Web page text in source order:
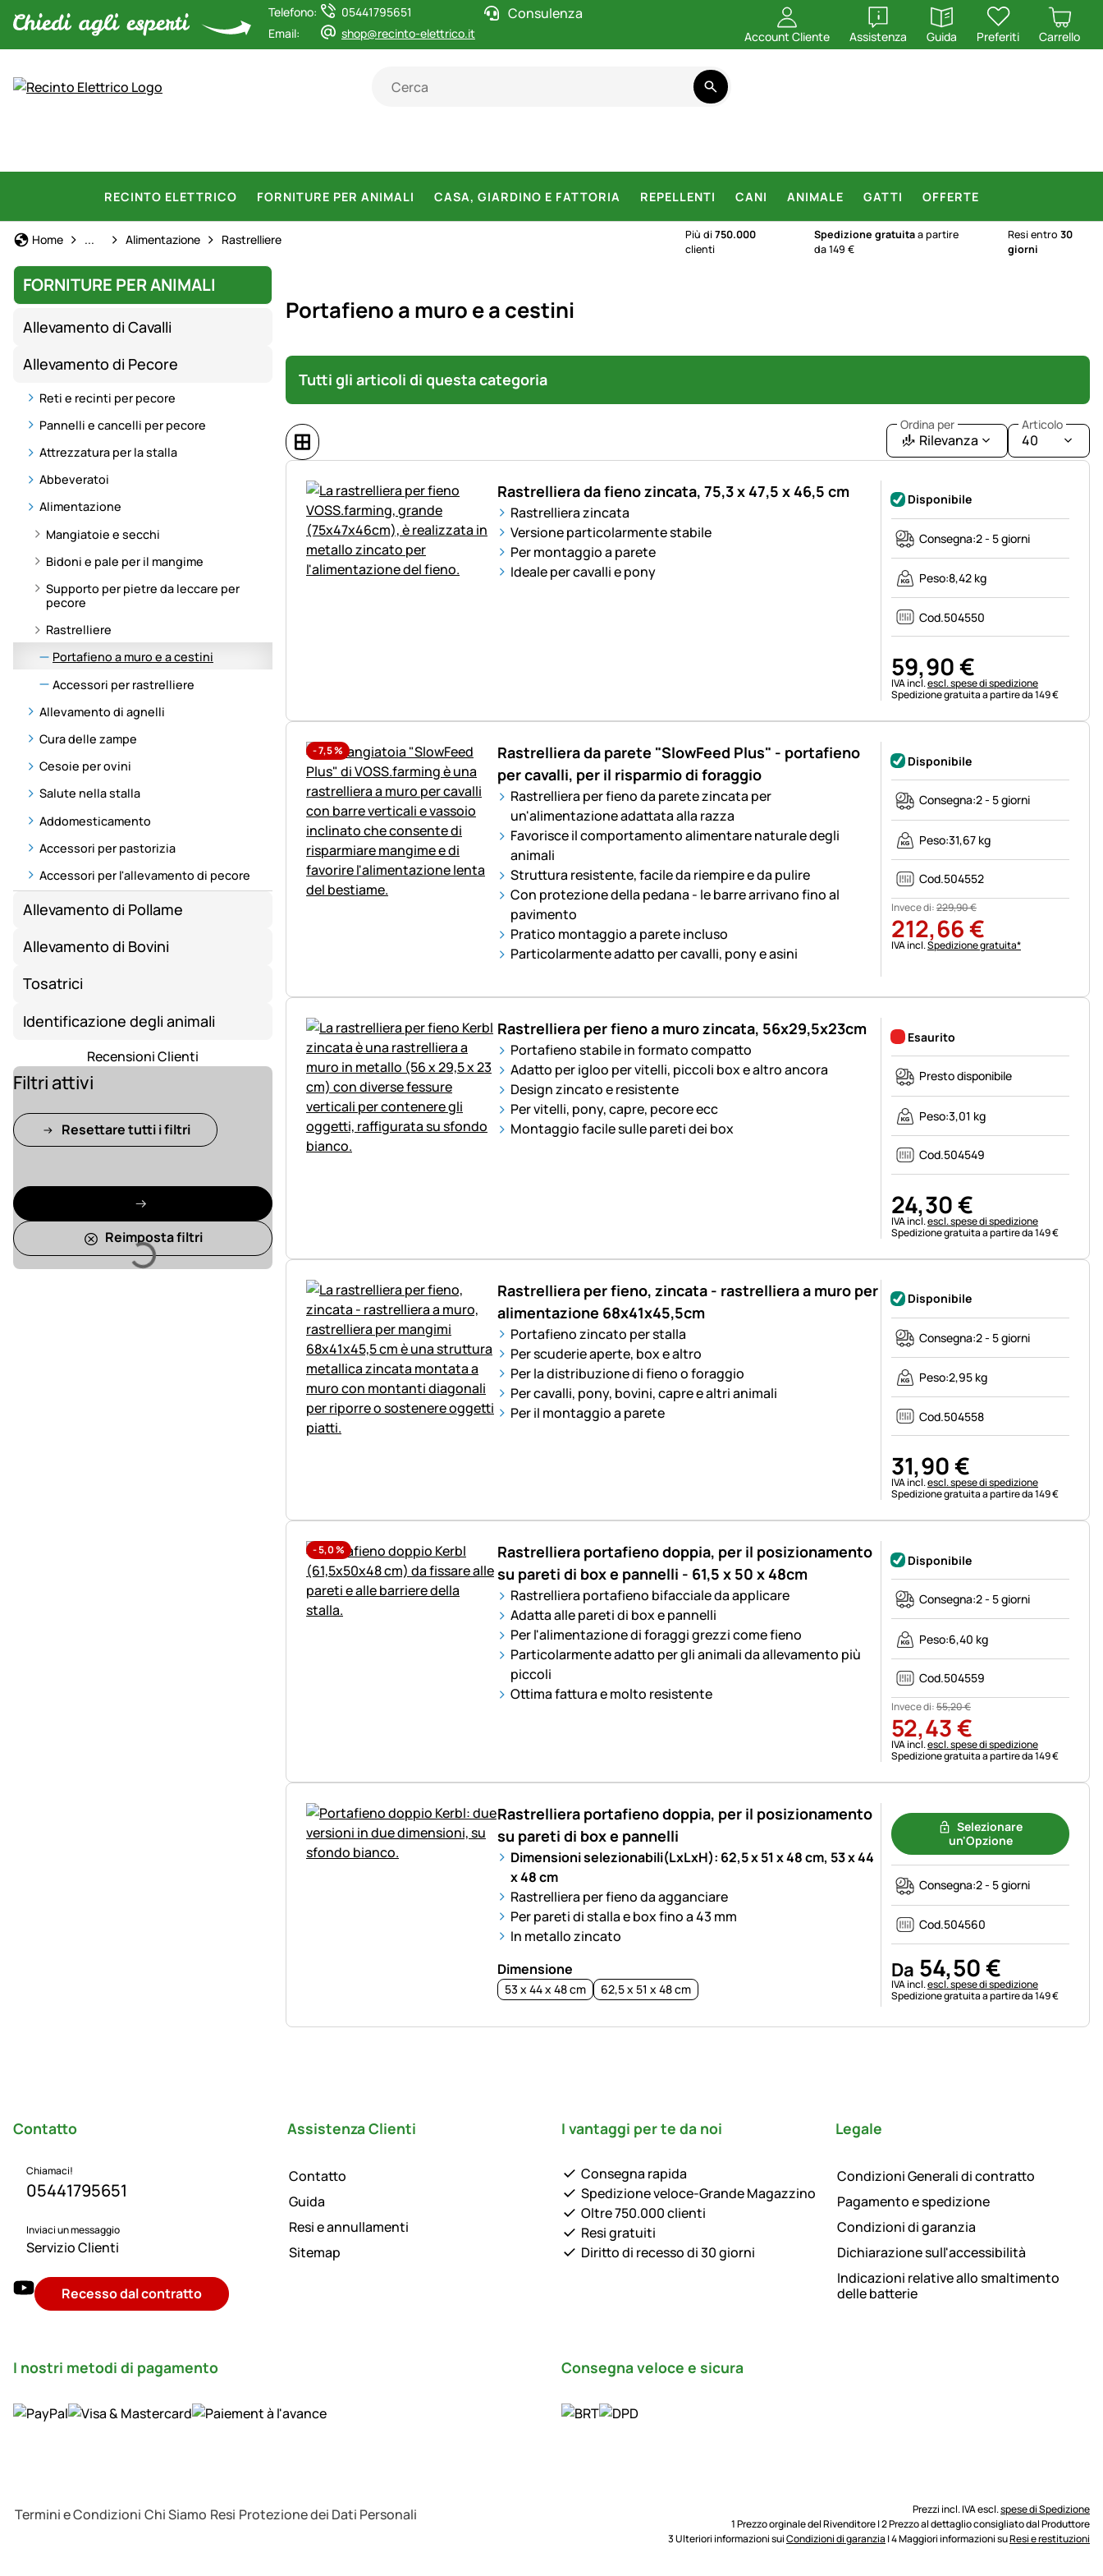
Telefono:
05441795651
Email:
shop@recinto-elettrico.it
Consulenza
Account Cliente Assistenza
apri
Guida
apri
Preferiti Carrello
RECINTO ELETTRICO FORNITURE PER ANIMALI CASA, GIARDINO E FATTORIA REPELLENTI CANI ANIMALE GATTI OFFERTE
Home Allevamento di Pecore
... Alimentazione Rastrelliere Più di750.000
clienti
Spedizione gratuitaa partire
da 149 €
Resi entro30
giorni
FORNITURE PER ANIMALI
Allevamento di Cavalli
Allevamento di Pecore
Reti e recinti per pecore
Pannelli e cancelli per pecore
Attrezzatura per la stalla
Abbeveratoi
Alimentazione
Mangiatoie e secchi
Bidoni e pale per il mangime
Supporto per pietre da leccare per
pecore
Rastrelliere
Portafieno a muro e a cestini
Accessori per rastrelliere
Allevamento di agnelli
Cura delle zampe
Cesoie per ovini
Salute nella stalla
Addomesticamento
Accessori per pastorizia
Accessori per l'allevamento di pecore
Allevamento di Pollame
Allevamento di Bovini
Tosatrici
Identificazione degli animali
Recensioni Clienti
Caricamento
Filtri attivi
Resettare tutti i filtri
Reimposta filtri
Portafieno a muro e a cestini
Tutti gli articoli di questa categoria
Ordina per
Rilevanza
Articolo
40
Rastrelliera da fieno zincata, 75,3 x 47,5 x 46,5 cm
Rastrelliera zincata
Versione particolarmente stabile
Per montaggio a parete
Ideale per cavalli e pony
Disponibile
Consegna:2 - 5 giorni
Peso:8,42 kg
Cod.504550
59,90€
Informazioni fiscali:
IVA incl.escl. spese di spedizione
Spedizione gratuita a partire da 149 €
-7,5%
Rastrelliera da parete "SlowFeed Plus" - portafieno
per cavalli, per il risparmio di foraggio
Rastrelliera per fieno da parete zincata per
un'alimentazione adattata alla razza
Favorisce il comportamento alimentare naturale degli
animali
Struttura resistente, facile da riempire e da pulire
Con protezione della pedana - le barre arrivano fino al
pavimento
Pratico montaggio a parete incluso
Particolarmente adatto per cavalli, pony e asini
Disponibile
Consegna:2 - 5 giorni
Peso:31,67 kg
Cod.504552
Invece di:229,90€
212,66€
Informazioni fiscali:
IVA incl.Spedizione gratuita*
Rastrelliera per fieno a muro zincata, 56x29,5x23cm
Portafieno stabile in formato compatto
Adatto per igloo per vitelli, piccoli box e altro ancora
Design zincato e resistente
Per vitelli, pony, capre, pecore ecc
Montaggio facile sulle pareti dei box
Esaurito
Presto disponibile
Peso:3,01 kg
Cod.504549
24,30€
Informazioni fiscali:
IVA incl.escl. spese di spedizione
Spedizione gratuita a partire da 149 €
Rastrelliera per fieno, zincata - rastrelliera a muro per
alimentazione 68x41x45,5cm
Portafieno zincato per stalla
Per scuderie aperte, box e altro
Per la distribuzione di fieno o foraggio
Per cavalli, pony, bovini, capre e altri animali
Per il montaggio a parete
Disponibile
Consegna:2 - 5 giorni
Peso:2,95 kg
Cod.504558
31,90€
Informazioni fiscali:
IVA incl.escl. spese di spedizione
Spedizione gratuita a partire da 149 €
-5,0%
Rastrelliera portafieno doppia, per il posizionamento
su pareti di box e pannelli - 61,5 x 50 x 48cm
Rastrelliera portafieno bifacciale da applicare
Adatta alle pareti di box e pannelli
Per l'alimentazione di foraggi grezzi come fieno
Particolarmente adatto per gli animali da allevamento più
piccoli
Ottima fattura e molto resistente
Disponibile
Consegna:2 - 5 giorni
Peso:6,40 kg
Cod.504559
Invece di:55,20€
52,43€
Informazioni fiscali:
IVA incl.escl. spese di spedizione
Spedizione gratuita a partire da 149 €
Rastrelliera portafieno doppia, per il posizionamento
su pareti di box e pannelli
Dimensioni selezionabili(LxLxH): 62,5 x 51 x 48 cm, 53 x 44
x 48 cm
Rastrelliera per fieno da agganciare
Per pareti di stalla e box fino a 43 mm
In metallo zincato
Dimensione
53 x 44 x 48 cm 62,5 x 51 x 48 cm
Selezionare
un'Opzione
Consegna:2 - 5 giorni
Cod.504560
Da 54,50€
Informazioni fiscali:
IVA incl.escl. spese di spedizione
Spedizione gratuita a partire da 149 €
Contatto
Chiamaci!
05441795651
Inviaci un messaggio
Servizio Clienti
Recesso dal contratto
Assistenza Clienti
Contatto
Guida
Resi e annullamenti
Sitemap
I vantaggi per te da noi
Consegna rapida
Spedizione veloce-Grande Magazzino
Oltre 750.000 clienti
Resi gratuiti
Diritto di recesso di 30 giorni
Legale
Condizioni Generali di contratto
Pagamento e spedizione
Condizioni di garanzia
Dichiarazione sull'accessibilità
Indicazioni relative allo smaltimento
delle batterie
I nostri metodi di pagamento Consegna veloce e sicura
Termini e Condizioni Chi Siamo Resi Protezione dei Dati Personali Prezzi incl. IVA escl.spese di Spedizione
1 Prezzo orginale del Rivenditore | 2 Prezzo al dettaglio consigliato dal Produttore
3 Ulteriori informazioni suiCondizioni di garanzia | 4 Maggiori informazioni suResi e restituzioni